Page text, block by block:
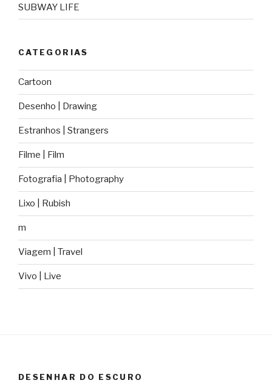
SUBWAY LIFE
CATEGORIAS
Cartoon
Desenho | Drawing
Estranhos | Strangers
Filme | Film
Fotografia | Photography
Lixo | Rubish
m
Viagem | Travel
Vivo | Live
DESENHAR DO ESCURO